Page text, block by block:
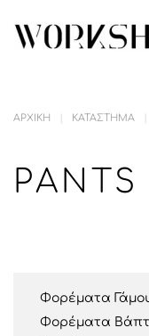
Skip to main
ΑΡΧΙΚΉ ΚΑΤΆΣΤΗΜΑ
PANTS
Φορέματα
Φορέματα